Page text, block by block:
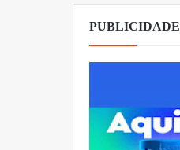
PUBLICIDADE